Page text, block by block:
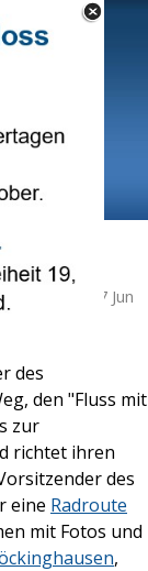
· Montag 17 Jun
des
den "Fluss mit
zur
richtet ihren
des
eine Radroute
mit Fotos und
,